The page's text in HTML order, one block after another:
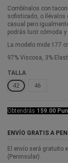
Combínalos con
sofisticado, o llévalos
casual pero
podrás lucir cómoda
La modelo mide 177
97% Viscosa, 3%
TALLA
42
46
Obtendrás 159.00
ENVÍO GRATIS A
El envío será gratuito
(Peninsular).